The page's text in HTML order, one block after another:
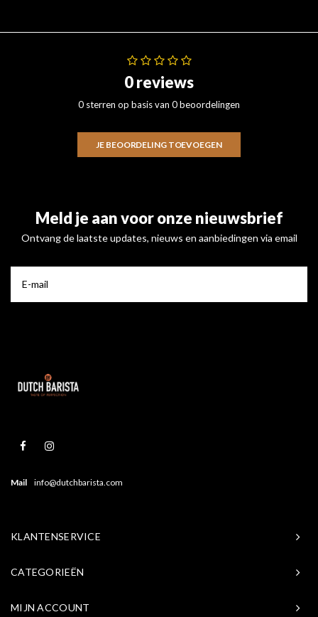
0 reviews
0 sterren op basis van 0 beoordelingen
JE BEOORDELING TOEVOEGEN
Meld je aan voor onze nieuwsbrief
Ontvang de laatste updates, nieuws en aanbiedingen via email
Mail info@dutchbarista.com
KLANTENSERVICE
CATEGORIEËN
MIJN ACCOUNT